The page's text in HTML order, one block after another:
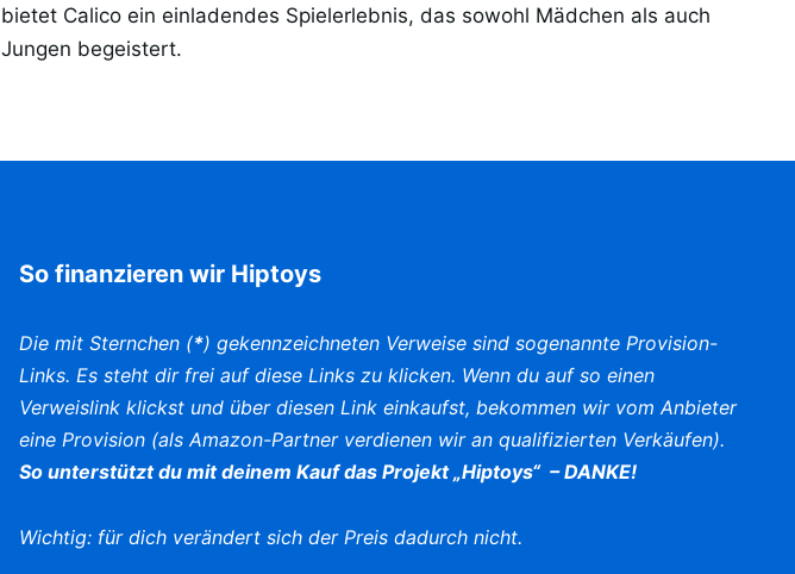
bietet Calico ein einladendes Spielerlebnis, das sowohl Mädchen als auch
Jungen begeistert.
So finanzieren wir Hiptoys
Die mit Sternchen (*) gekennzeichneten Verweise sind sogenannte Provision-
Links. Es steht dir frei auf diese Links zu klicken. Wenn du auf so einen
Verweislink klickst und über diesen Link einkaufst, bekommen wir vom Anbieter
eine Provision (als Amazon-Partner verdienen wir an qualifizierten Verkäufen).
So unterstützt du mit deinem Kauf das Projekt „Hiptoys“ – DANKE!
Wichtig: für dich verändert sich der Preis dadurch nicht.